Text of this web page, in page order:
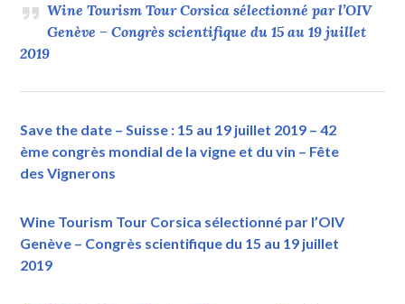
Wine Tourism Tour Corsica sélectionné par l’OIV
Genève – Congrès scientifique du 15 au 19 juillet
2019
Save the date – Suisse : 15 au 19 juillet 2019 – 42
ème congrès mondial de la vigne et du vin – Fête
des Vignerons
Wine Tourism Tour Corsica sélectionné par l’OIV
Genève – Congrès scientifique du 15 au 19 juillet
2019